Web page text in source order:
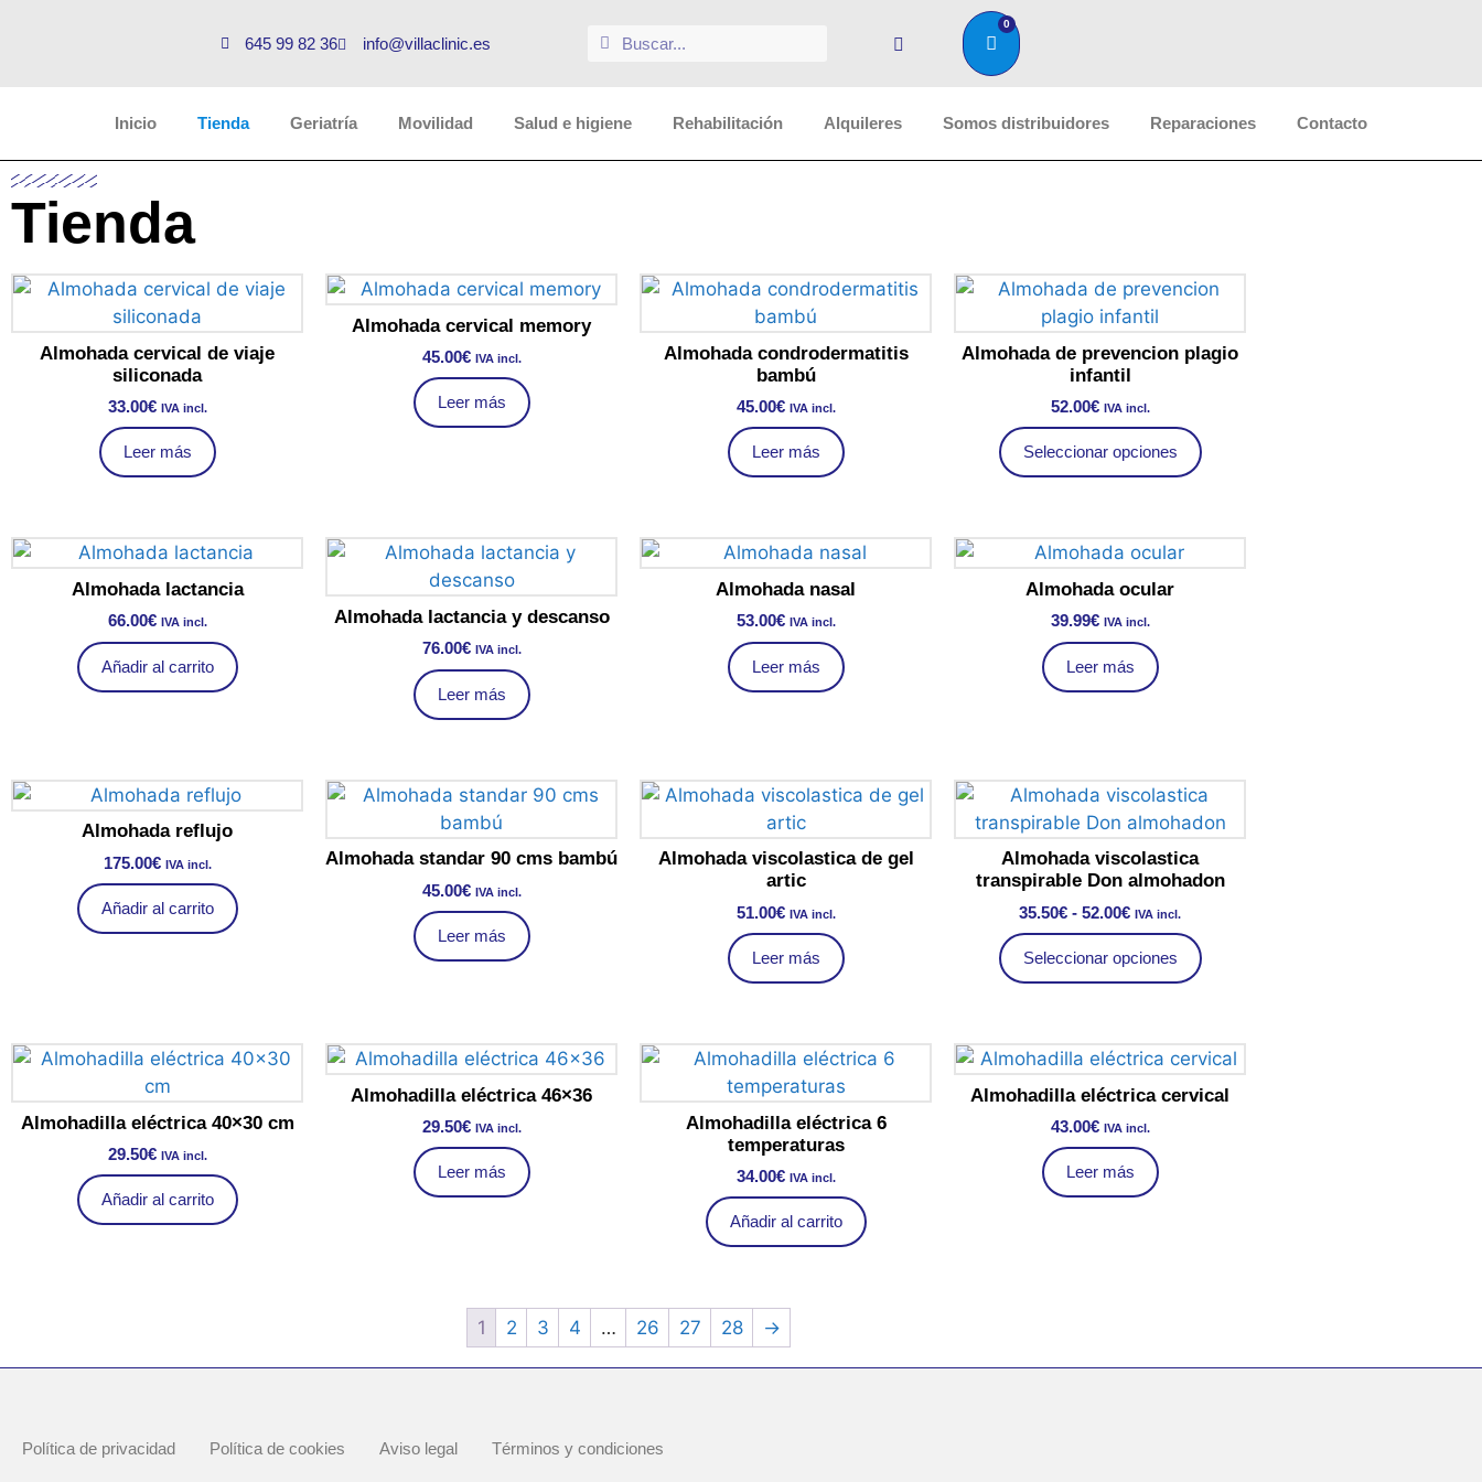
645 99 82 36 info@villaclinic.es
0
Inicio Tienda Geriatría Movilidad Salud e higiene Rehabilitación Alquileres Somos distribuidores Reparaciones Contacto
Tienda
Almohada cervical de viaje
siliconada
33.00€ IVA incl.
Leer más
Almohada cervical memory
45.00€ IVA incl.
Leer más
Almohada condrodermatitis
bambú
45.00€ IVA incl.
Leer más
Almohada de prevencion plagio
infantil
52.00€ IVA incl.
Seleccionar opciones
Almohada lactancia
66.00€ IVA incl.
Añadir al carrito
Almohada lactancia y descanso
76.00€ IVA incl.
Leer más
Almohada nasal
53.00€ IVA incl.
Leer más
Almohada ocular
39.99€ IVA incl.
Leer más
Almohada reflujo
175.00€ IVA incl.
Añadir al carrito
Almohada standar 90 cms bambú
45.00€ IVA incl.
Leer más
Almohada viscolastica de gel
artic
51.00€ IVA incl.
Leer más
Almohada viscolastica
transpirable Don almohadon
35.50€ - 52.00€ IVA incl.
Seleccionar opciones
Almohadilla eléctrica 40×30 cm
29.50€ IVA incl.
Añadir al carrito
Almohadilla eléctrica 46×36
29.50€ IVA incl.
Leer más
Almohadilla eléctrica 6
temperaturas
34.00€ IVA incl.
Añadir al carrito
Almohadilla eléctrica cervical
43.00€ IVA incl.
Leer más
1 2 3 4 … 26 27 28 →
Política de privacidad Política de cookies Aviso legal Términos y condiciones